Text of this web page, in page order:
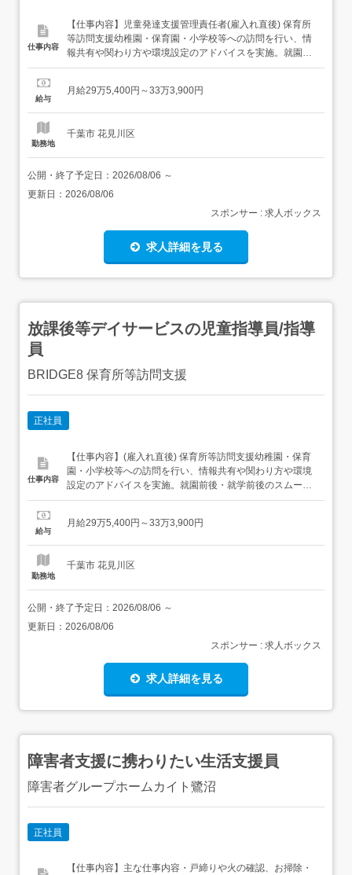
仕事内容
【仕事内容】児童発達支援管理責任者(雇入れ直後) 保育所
等訪問支援幼稚園・保育園・小学校等への訪問を行い、情
報共有や関わり方や環境設定のアドバイスを実施。就園前
後・就学前後のスムーズな移行支援に向けて支援します!
(当社で運営する児童発達支援や放課後等デイサービス)の
給与
月給29万5,400円～33万3,900円
勤務地
千葉市 花見川区
公開・終了予定日： 2026/08/06 ～
更新日： 2026/08/06
スポンサー : 求人ボックス
求人詳細を見る
放課後等デイサービスの児童指導員/指導
員
BRIDGE8 保育所等訪問支援
正社員
仕事内容
【仕事内容】(雇入れ直後) 保育所等訪問支援幼稚園・保育
園・小学校等への訪問を行い、情報共有や関わり方や環境
設定のアドバイスを実施。就園前後・就学前後のスムーズ
な移行支援に向けて支援します!他、個別支援計画原案の作
援や放課後等デイサービス)のカンファレンスの参加、訪問
給与
月給29万5,400円～33万3,900円
勤務地
千葉市 花見川区
公開・終了予定日： 2026/08/06 ～
更新日： 2026/08/06
スポンサー : 求人ボックス
求人詳細を見る
障害者支援に携わりたい生活支援員
障害者グループホームカイト鷺沼
正社員
【仕事内容】主な仕事内容・戸締りや火の確認、お掃除・